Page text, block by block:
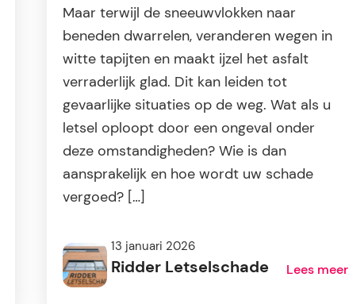
Maar terwijl de sneeuwvlokken naar
beneden dwarrelen, veranderen wegen in
witte tapijten en maakt ijzel het asfalt
verraderlijk glad. Dit kan leiden tot
gevaarlijke situaties op de weg. Wat als u
letsel oploopt door een ongeval onder
deze omstandigheden? Wie is dan
aansprakelijk en hoe wordt uw schade
vergoed? […]
13 januari 2026
Ridder Letselschade Lees meer